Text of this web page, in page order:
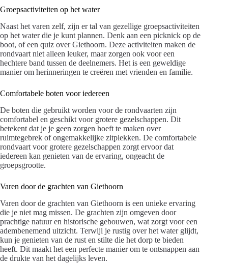
Groepsactiviteiten op het water
Naast het varen zelf, zijn er tal van gezellige groepsactiviteiten
op het water die je kunt plannen. Denk aan een picknick op de
boot, of een quiz over Giethoorn. Deze activiteiten maken de
rondvaart niet alleen leuker, maar zorgen ook voor een
hechtere band tussen de deelnemers. Het is een geweldige
manier om herinneringen te creëren met vrienden en familie.
Comfortabele boten voor iedereen
De boten die gebruikt worden voor de rondvaarten zijn
comfortabel en geschikt voor grotere gezelschappen. Dit
betekent dat je je geen zorgen hoeft te maken over
ruimtegebrek of ongemakkelijke zitplekken. De comfortabele
rondvaart voor grotere gezelschappen zorgt ervoor dat
iedereen kan genieten van de ervaring, ongeacht de
groepsgrootte.
Varen door de grachten van Giethoorn
Varen door de grachten van Giethoorn is een unieke ervaring
die je niet mag missen. De grachten zijn omgeven door
prachtige natuur en historische gebouwen, wat zorgt voor een
adembenemend uitzicht. Terwijl je rustig over het water glijdt,
kun je genieten van de rust en stilte die het dorp te bieden
heeft. Dit maakt het een perfecte manier om te ontsnappen aan
de drukte van het dagelijks leven.